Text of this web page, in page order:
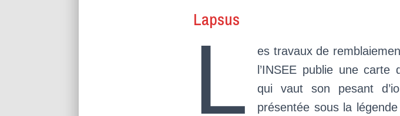
Lapsus
L
es travaux de
l’INSEE publie une carte
qui vaut son pesant
présentée sous la